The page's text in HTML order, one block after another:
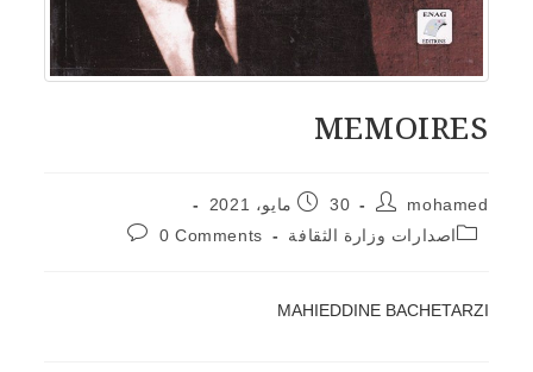
MEMOIRES
mohamed
30 مايو، 2021
اصدارات وزارة الثقافة
0 Comments
MAHIEDDINE BACHETARZI